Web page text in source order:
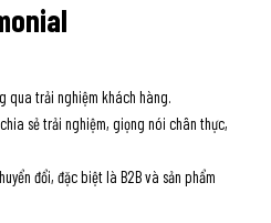
qua trải nghiệm khách hàng.
sẻ trải nghiệm, giọng nói chân thực,
đổi, đặc biệt là B2B và sản phẩm